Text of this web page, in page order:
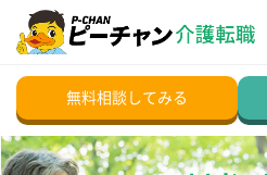
無料相談してみる